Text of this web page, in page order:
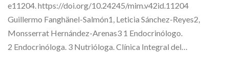
e11204. https://doi.org/10.24245/mim.v42id.11204
Guillermo Fanghänel-Salmón1, Leticia Sánchez-Reyes2,
Monsserrat Hernández-Arenas3 1 Endocrinólogo.
2 Endocrinóloga. 3 Nutrióloga. Clínica Integral del…